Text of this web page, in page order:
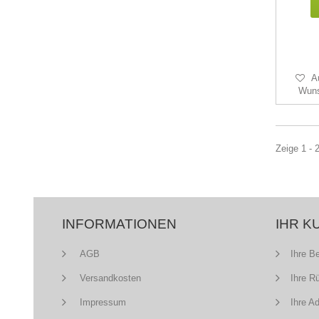
Zeige 1 -
INFORMATIONEN
AGB
Versandkosten
Impressum
IHR
Ihre
Ihre
Ihre